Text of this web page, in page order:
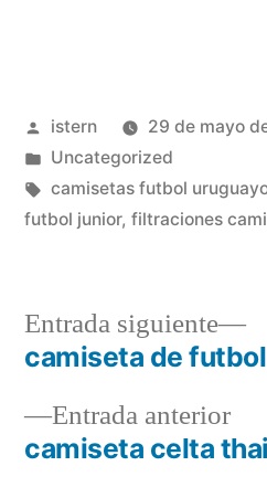
Publicado
por
istern
29 de mayo
Publicado
en
Uncategorized
Etiquetas:
camisetas futbol
futbol junior, filtraciones
Navegación
deEntrada anterior
camiseta celta thai
Entrada siguiente
camiseta de